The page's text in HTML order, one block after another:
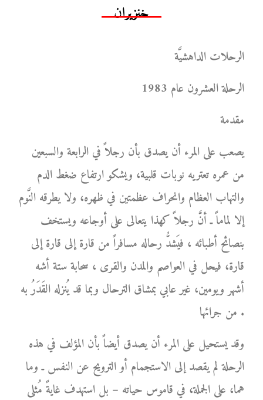
خنزيران
الرحلات الداهشيَّة
الرحلة العشرون عام 1983
مقدمة
يصعب على المرء أن يصدق بأن رجلاً في الرابعة والسبعين
من عمره تعتريه نوبات قلبية، ويشكو ارتفاع ضغط الدم
والتهاب العظام وانحراف عظمتين في ظهره، ولا يطرقه النَّوم
إلا لماماً ـ أنَّ رجلاً كهذا يتعالى على أوجاعه ويستخف
بنصائح أطبائه ، فيَشدُّ رحاله مسافراً من قارة إلى قارة إلى
قارة، فيحل في العواصم والمدن والقرى ، سحابة ستة أشه
أشهر ويومين، غير عابي بمشاق الترحال وبما قد يُنزله القَدَرُ به
من جرائها .
وقد يستحيل على المرء أن يصدق أيضاً بأن المؤلف في هذه
الرحلة لم يقصد إلى الاستجمام أو الترويح عن النفس ـ وما
هما، على الجملة، في قاموس حياته – بل استهدف غايةً مُثلى